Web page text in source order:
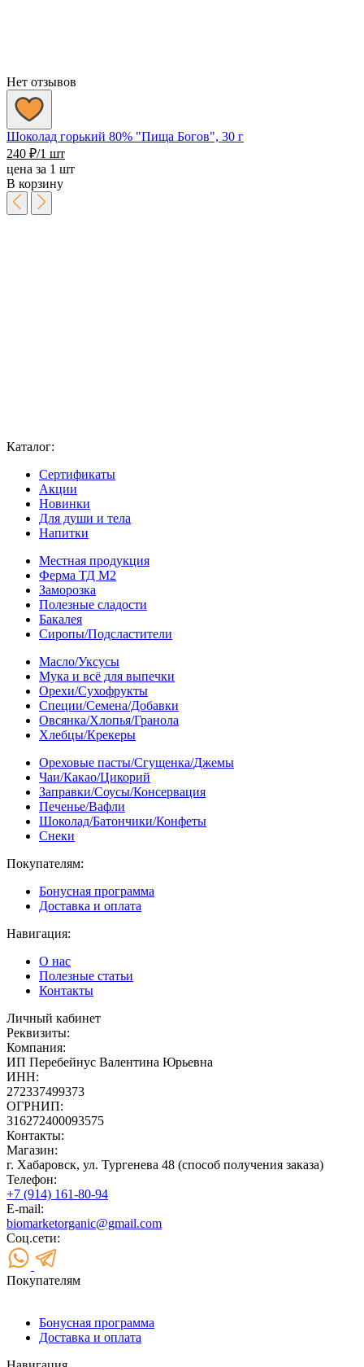
Нет отзывов
Шоколад горький 80% "Пища Богов", 30 г
240 ₽/1 шт
цена за 1 шт
В корзину
Каталог:
Сертификаты
Акции
Новинки
Для души и тела
Напитки
Местная продукция
Ферма ТД М2
Заморозка
Полезные сладости
Бакалея
Сиропы/Подсластители
Масло/Уксусы
Мука и всё для выпечки
Орехи/Сухофрукты
Специи/Семена/Добавки
Овсянка/Хлопья/Гранола
Хлебцы/Крекеры
Ореховые пасты/Сгущенка/Джемы
Чаи/Какао/Цикорий
Заправки/Соусы/Консервация
Печенье/Вафли
Шоколад/Батончики/Конфеты
Снеки
Покупателям:
Бонусная программа
Доставка и оплата
Навигация:
О нас
Полезные статьи
Контакты
Личный кабинет
Реквизиты:
Компания:
ИП Перебейнус Валентина Юрьевна
ИНН:
272337499373
ОГРНИП:
316272400093575
Контакты:
Магазин:
г. Хабаровск, ул. Тургенева 48 (способ получения заказа)
Телефон:
+7 (914) 161-80-94
E-mail:
biomarketorganic@gmail.com
Соц.сети:
Покупателям
Бонусная программа
Доставка и оплата